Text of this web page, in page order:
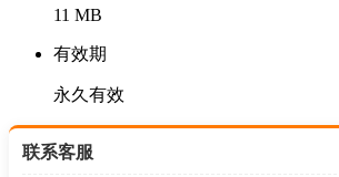
11 MB
有效期
永久有效
联系客服